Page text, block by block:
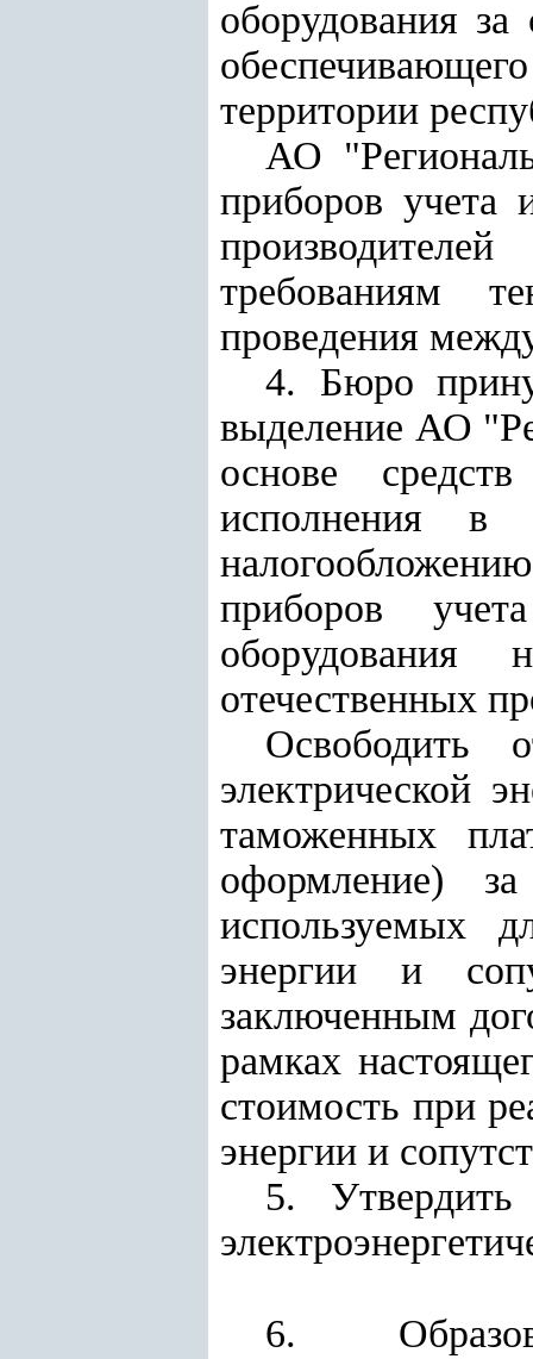
оборудования за
территории
АО
приборов учета
требованиям
проведения
4. Бюро
выделение АО "
основе
исполнения
приборов
отечественных
Освободить
электрической
таможенных
оформление)
используемых
энергии и
заключенным
рамках
стоимость при
энергии и
5.
6.